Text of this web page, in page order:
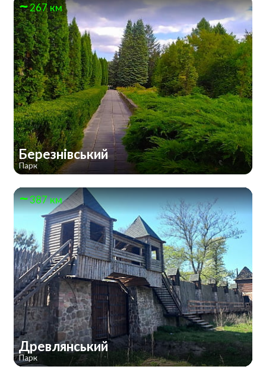
267 км
Березнівський
Парк
387 км
Древлянський
Парк